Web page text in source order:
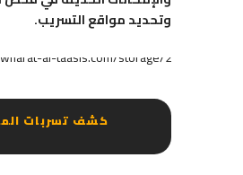
وتحديد مواقع التسريب.
كشف تسربات